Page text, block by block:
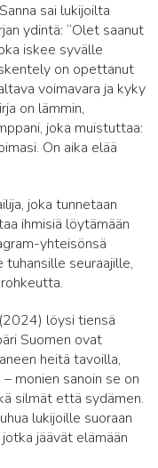
sai lukijoilta
ydintä: “Olet saanut
iskee syvälle
on opettanut
voimavara ja kyky
on lämmin,
joka muistuttaa:
On aika elää
joka tunnetaan
ihmisiä löytämään
yhteisönsä
seuraajille,
löysi tiensä
Suomen ovat
heitä tavoilla,
monien sanoin se on
silmät että sydämen.
lukijoille suoraan
jäävät elämään